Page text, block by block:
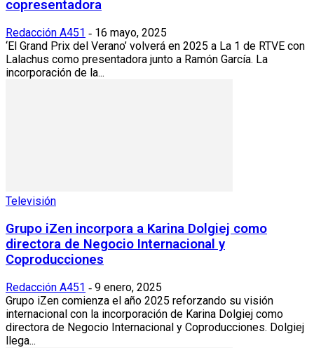
copresentadora
Redacción A451 - 16 mayo, 2025
‘El Grand Prix del Verano’ volverá en 2025 a La 1 de RTVE con
Lalachus como presentadora junto a Ramón García. La
incorporación de la...
Televisión
Grupo iZen incorpora a Karina Dolgiej como
directora de Negocio Internacional y
Coproducciones
Redacción A451 - 9 enero, 2025
Grupo iZen comienza el año 2025 reforzando su visión
internacional con la incorporación de Karina Dolgiej como
directora de Negocio Internacional y Coproducciones. Dolgiej
llega...